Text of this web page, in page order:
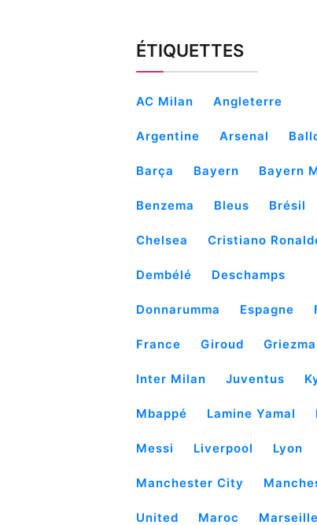
ÉTIQUETTES
AC Milan Angleterre
Argentine Arsenal
Barça Bayern Bayern
Benzema Bleus Brésil
Chelsea Cristiano
Dembélé Deschamps
Donnarumma Espagne
France Giroud
Inter Milan Juventus
Mbappé Lamine Yamal
Messi Liverpool Lyon
Manchester City
United Maroc Marseille